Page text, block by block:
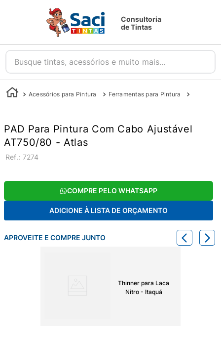
Consultoria
de Tintas
Busque tintas, acessórios e muito mais...
Acessórios para Pintura Ferramentas para Pintura
PAD Para Pintura Com Cabo Ajustável
AT750/80 - Atlas
: 7274
COMPRE PELO WHATSAPP
ADICIONE À LISTA DE ORÇAMENTO
APROVEITE E COMPRE JUNTO
Thinner para Laca
Nitro - Itaquá